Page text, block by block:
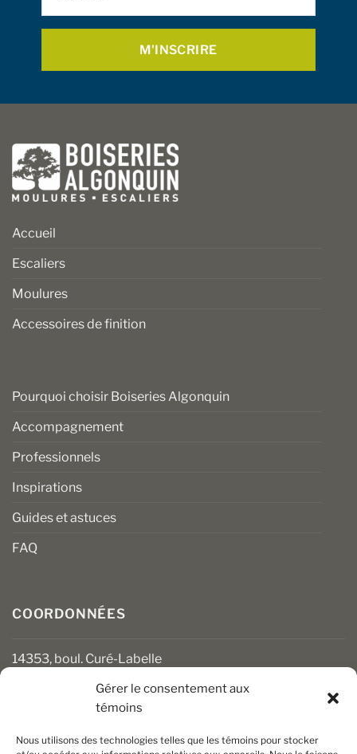
Gérer le consentement aux
témoins
Nous utilisons des technologies telles que les témoins pour stocker
produit
Accueil
Escaliers
Moulures
Accessoires de finition
Pourquoi choisir Boiseries Algonquin
Accompagnement
Professionnels
Inspirations
Guides et astuces
FAQ
COORDONNÉES
14353, boul. Curé-Labelle
clients@boiseriesalgonquin.com